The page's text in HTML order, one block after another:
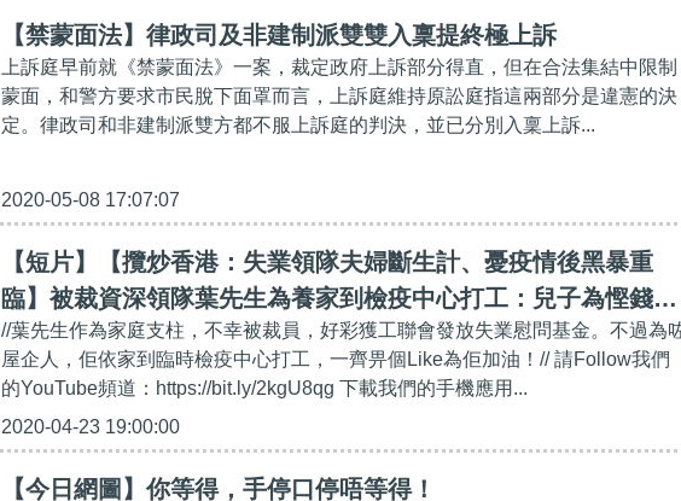
【禁蒙面法】律政司及非建制派雙雙入稟提終極上訴
上訴庭早前就《禁蒙面法》一案，裁定政府上訴部分得直，但在合法集結中限制
蒙面，和警方要求市民脫下面罩而言，上訴庭維持原訟庭指這兩部分是違憲的決
定。律政司和非建制派雙方都不服上訴庭的判決，並已分別入稟上訴...
2020-05-08 17:07:07
【短片】【攬炒香港：失業領隊夫婦斷生計、憂疫情後黑暴重
臨】被裁資深領隊葉先生為養家到檢疫中心打工：兒子為慳錢不
開冷氣、一家節衣縮食捱罐頭​、非建制想阻撓抗疫基金是與民為
敵
//葉先生作為家庭支柱，不幸被裁員，好彩獲工聯會發放失業慰問基金。不過為
屋企人，佢依家到臨時檢疫中心打工，一齊畀個Like為佢加油！// 請Follow我們
的YouTube頻道：https://bit.ly/2kgU8qg 下載我們的手機應用...
2020-04-23 19:00:00
【今日網圖】你等得，手停口停唔等得！